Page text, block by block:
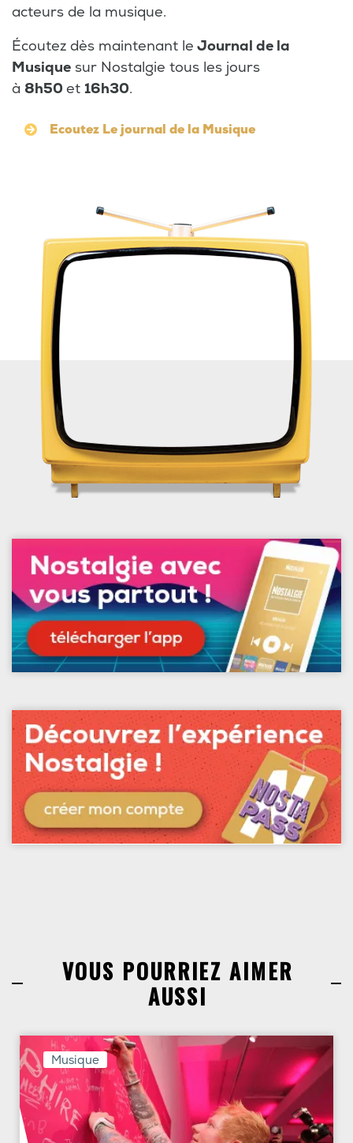
acteurs de la musique.
Écoutez dès maintenant le Journal de la
Musique sur Nostalgie tous les jours
à 8h50 et 16h30.
Ecoutez Le journal de la Musique
VOUS POURRIEZ AIMER
AUSSI
Musique